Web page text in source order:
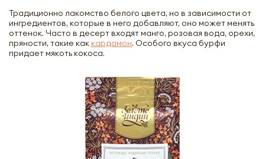
Традиционно лакомство белого цвета, но в зависимости от
ингредиентов, которые в него добавляют, оно может менять
оттенок. Часто в десерт входят манго, розовая вода, орехи,
пряности, такие как кардамон. Особого вкуса бурфи
придает мякоть кокоса.